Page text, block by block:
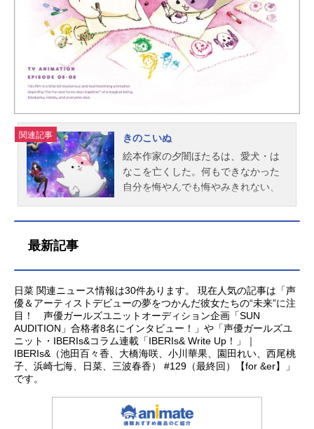
関連記事
きのこいぬ
絵本作家の夕闇ほたるは、愛犬・は
なこを亡くした。何もできなかった
自分を悔やんでも悔やみきれない、
犬?」疑問に思いながらも、この謎の
生きものと一緒に暮らすことに。す
ると、描いちゃいけないところにお
絵かきして、メロンパンもたこ焼き
も全部食べちゃって、散らかし放題
気まま放題。だけど、とぼけた様子
集者こまこちゃんやきのこ研究所の
矢良くんたちも巻き込んだ、きのこ
最新記事
日菜 関連ニュース情報は30件あります。 現在人気の記事は「声
優＆アーティストデビューの夢をつかんだ彼女たちの“未来”に注
目！ 声優ガールズユニットオーディション企画「SUN
AUDITION」合格者8名にインタビュー！」や「声優ガールズユ
ニット・IBERIs&コラム連載「IBERIs& Write Up！」｜
IBERIs&（池田百々香、大橋海咲、小川華果、園田れい、西尾桃
子、浜崎七海、日菜、三波春香） #129（最終回）【for &er】」
です。